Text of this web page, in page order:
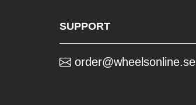
SUPPORT
order@wheelsonline.se